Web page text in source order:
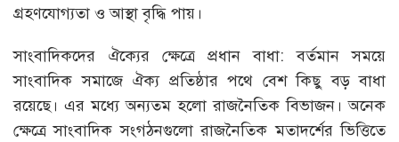
গ্রহণযোগ্যতা ও আস্থা বৃদ্ধি পায়।
সাংবাদিকদের ঐক্যের ক্ষেত্রে প্রধান বাধা: বর্তমান সময়ে
সাংবাদিক সমাজে ঐক্য প্রতিষ্ঠার পথে বেশ কিছু বড় বাধা
রয়েছে। এর মধ্যে অন্যতম হলো রাজনৈতিক বিভাজন। অনেক
ক্ষেত্রে সাংবাদিক সংগঠনগুলো রাজনৈতিক মতাদর্শের ভিত্তিতে